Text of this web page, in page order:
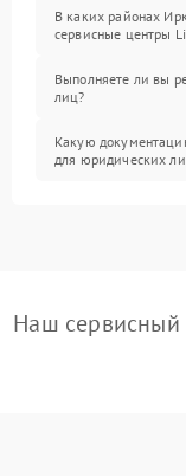
В каких районах
сервисные центры
Выполняете ли вы
лиц?
Какую
для юридических
Наш сервисный